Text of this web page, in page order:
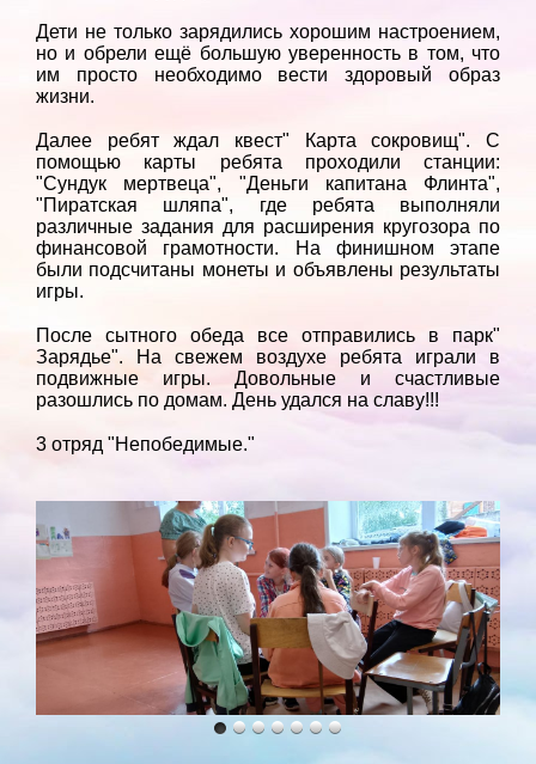
Дети не только зарядились хорошим настроением,
но и обрели ещё большую уверенность в том, что
им просто необходимо вести здоровый образ
жизни.
Далее ребят ждал квест" Карта сокровищ". С
помощью карты ребята проходили станции:
"Сундук мертвеца", "Деньги капитана Флинта",
"Пиратская шляпа", где ребята выполняли
различные задания для расширения кругозора по
финансовой грамотности. На финишном этапе
были подсчитаны монеты и объявлены результаты
игры.
После сытного обеда все отправились в парк"
Зарядье". На свежем воздухе ребята играли в
подвижные игры. Довольные и счастливые
разошлись по домам. День удался на славу!!!
3 отряд "Непобедимые."